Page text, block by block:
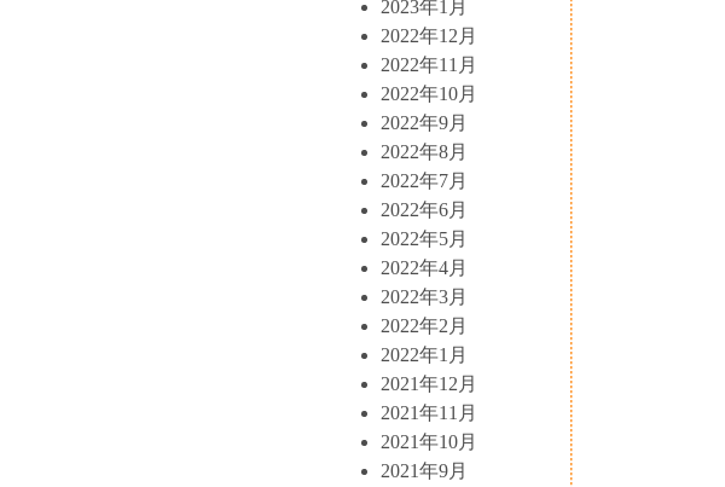
2023年1月
2022年12月
2022年11月
2022年10月
2022年9月
2022年8月
2022年7月
2022年6月
2022年5月
2022年4月
2022年3月
2022年2月
2022年1月
2021年12月
2021年11月
2021年10月
2021年9月